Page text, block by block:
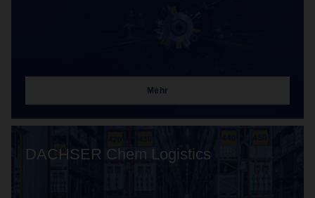
Mehr
DACHSER Chem Logistics